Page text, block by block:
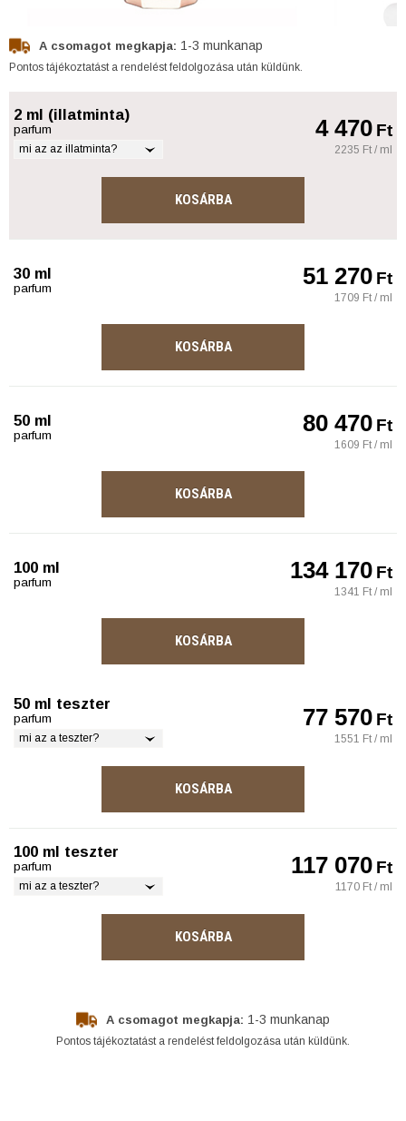
A csomagot megkapja: 1-3 munkanap
Pontos tájékoztatást a rendelést feldolgozása után küldünk.
2 ml (illatminta)
parfum
mi az az illatminta?
4 470Ft
2235 Ft / ml
KOSÁRBA
30 ml
parfum 51 270Ft
1709 Ft / ml
KOSÁRBA
50 ml
parfum 80 470Ft
1609 Ft / ml
KOSÁRBA
100 ml
parfum 134 170Ft
1341 Ft / ml
KOSÁRBA
50 ml teszter
parfum
mi az a teszter?
77 570Ft
1551 Ft / ml
KOSÁRBA
100 ml teszter
parfum
mi az a teszter?
117 070Ft
1170 Ft / ml
KOSÁRBA
A csomagot megkapja: 1-3 munkanap
Pontos tájékoztatást a rendelést feldolgozása után küldünk.